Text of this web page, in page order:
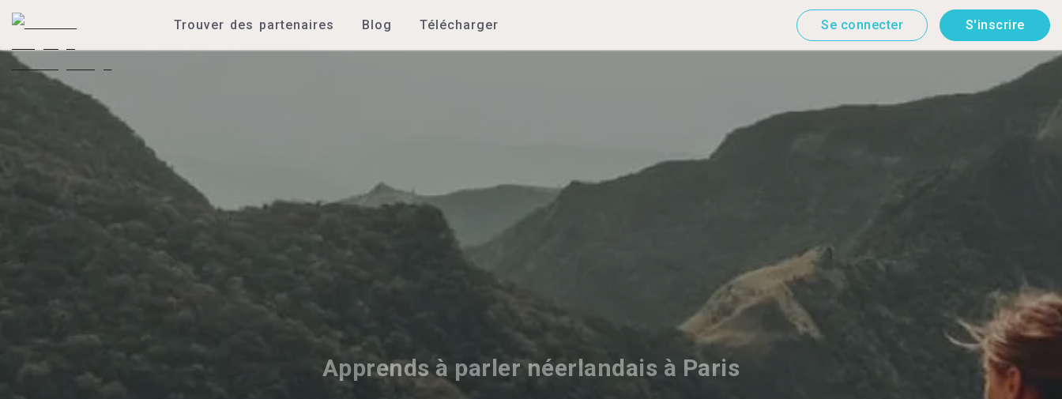
Trouver des partenaires Blog Télécharger Se connecter S'inscrire
Apprends à parler néerlandais à Paris